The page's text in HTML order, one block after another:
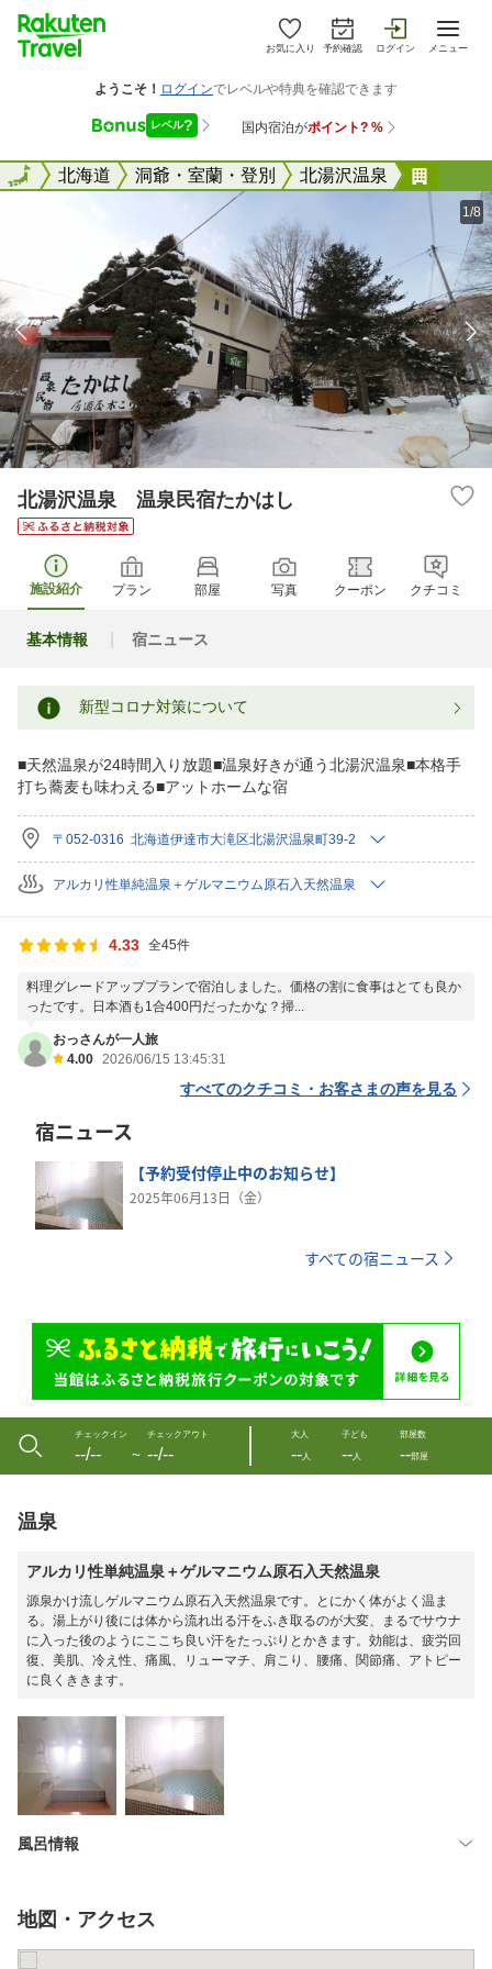
お気に入り 予約確認 ログイン メニュー
全国北海道 洞爺・室蘭・登別 北湯沢温泉
全国
1/8
北湯沢温泉 温泉民宿たかはし
施設紹介 プラン 部屋 写真 クーポン クチコミ
基本情報 宿ニュース
新型コロナ対策について
■天然温泉が24時間入り放題■温泉好きが通う北湯沢温泉■本格手
打ち蕎麦も味わえる■アットホームな宿
〒052-0316 北海道伊達市大滝区北湯沢温泉町39-2
アルカリ性単純温泉＋ゲルマニウム原石入天然温泉
4.33 全45件
料理グレードアッププランで宿泊しました。価格の割に食事はとても良か
ったです。日本酒も1合400円だったかな？掃...
おっさんが一人旅
4.00 2026/06/15 13:45:31
すべてのクチコミ・お客さまの声を見る
宿ニュース
【予約受付停止中のお知らせ】
2025年06月13日（金）
すべての宿ニュース
チェックイン
--/-- 〜
チェックアウト
--/--
大人
--人
子ども
--人
部屋数
--部屋
温泉
アルカリ性単純温泉＋ゲルマニウム原石入天然温泉
源泉かけ流しゲルマニウム原石入天然温泉です。とにかく体がよく温ま
る。湯上がり後には体から流れ出る汗をふき取るのが大変、まるでサウナ
に入った後のようにここち良い汗をたっぷりとかきます。効能は、疲労回
復、美肌、冷え性、痛風、リューマチ、肩こり、腰痛、関節痛、アトピー
に良くききます。
風呂情報
地図・アクセス